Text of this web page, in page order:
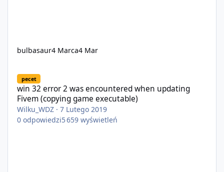
bulbasaur4 Marca4 Mar
pecet
win 32 error 2 was encountered when updating
Fivem (copying game executable)
Wilku_WDZ ·7 Lutego 2019
0 odpowiedzi5 659 wyświetleń